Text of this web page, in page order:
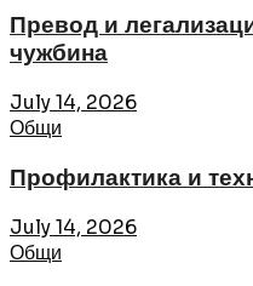
Превод и
чужбина
July 14, 2026
Общи
Профилактика и
July 14, 2026
Общи